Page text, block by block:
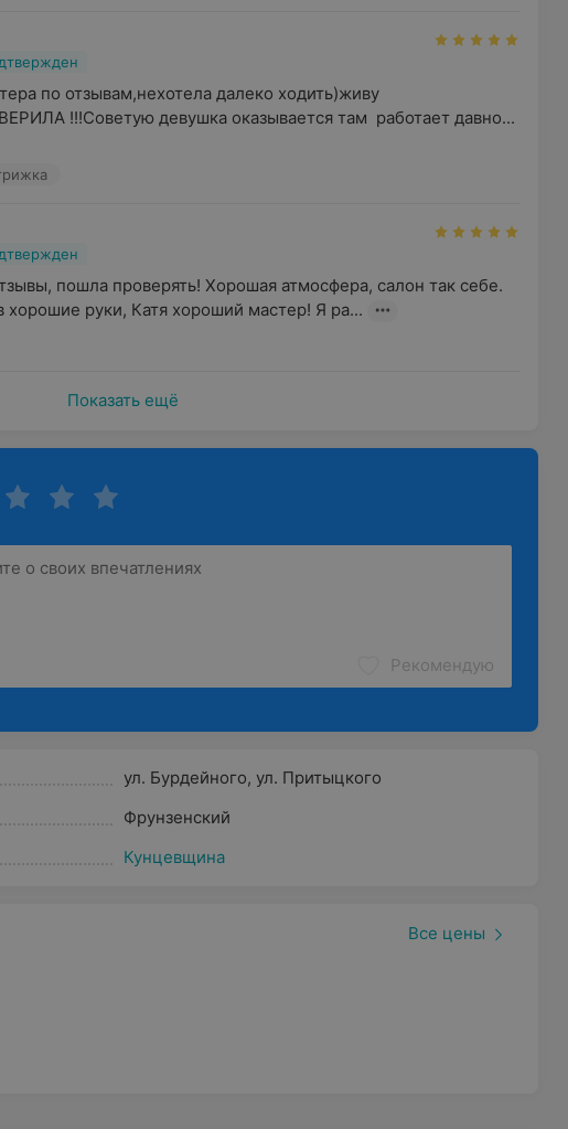
по отзывам,нехотела далеко ходить)живу
!!!Советую девушка оказывается там  работает давно...
пошла проверять! Хорошая атмосфера, салон так себе.
хорошие руки, Катя хороший мастер! Я ра...
Показать ещё
Рекомендую
ул. Бурдейного, ул. Притыцкого
Фрунзенский
Кунцевщина
Все цены